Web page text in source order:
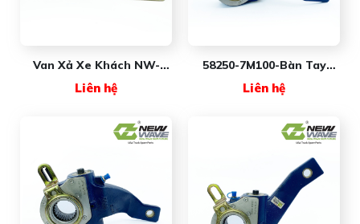
Van Xả Xe Khách NW-
Wave Premium
Liên hệ
58250-7M100-Bàn Tay
Wave
Liên hệ